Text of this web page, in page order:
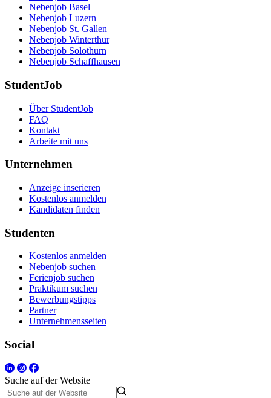
Nebenjob Basel
Nebenjob Luzern
Nebenjob St. Gallen
Nebenjob Winterthur
Nebenjob Solothurn
Nebenjob Schaffhausen
StudentJob
Über StudentJob
FAQ
Kontakt
Arbeite mit uns
Unternehmen
Anzeige inserieren
Kostenlos anmelden
Kandidaten finden
Studenten
Kostenlos anmelden
Nebenjob suchen
Ferienjob suchen
Praktikum suchen
Bewerbungstipps
Partner
Unternehmensseiten
Social
Suche auf der Website